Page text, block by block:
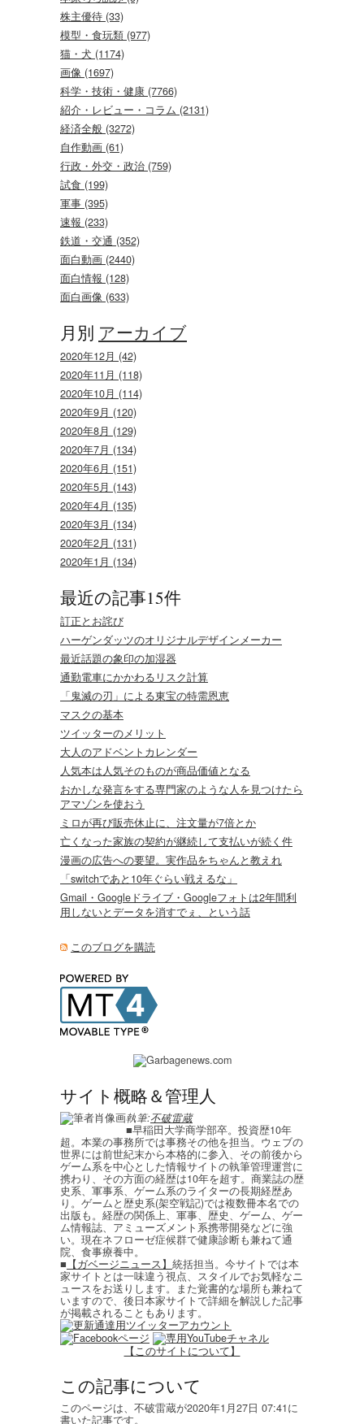
株主優待 (33)
模型・食玩類 (977)
猫・犬 (1174)
画像 (1697)
科学・技術・健康 (7766)
紹介・レビュー・コラム (2131)
経済全般 (3272)
自作動画 (61)
行政・外交・政治 (759)
試食 (199)
軍事 (395)
速報 (233)
鉄道・交通 (352)
面白動画 (2440)
面白情報 (128)
面白画像 (633)
月別 アーカイブ
2020年12月 (42)
2020年11月 (118)
2020年10月 (114)
2020年9月 (120)
2020年8月 (129)
2020年7月 (134)
2020年6月 (151)
2020年5月 (143)
2020年4月 (135)
2020年3月 (134)
2020年2月 (131)
2020年1月 (134)
最近の記事15件
訂正とお詫び
ハーゲンダッツのオリジナルデザインメーカー
最近話題の象印の加湿器
通勤電車にかかわるリスク計算
「鬼滅の刃」による東宝の特需恩恵
マスクの基本
ツイッターのメリット
大人のアドベントカレンダー
人気本は人気そのものが商品価値となる
おかしな発言をする専門家のような人を見つけたら
アマゾンを使おう
ミロが再び販売休止に、注文量が7倍とか
亡くなった家族の契約が継続して支払いが続く件
漫画の広告への要望。実作品をちゃんと教えれ
「switchであと10年ぐらい戦えるな」
Gmail・Googleドライブ・Googleフォトは2年間利
用しないとデータを消すでぇ、という話
このブログを購読
サイト概略＆管理人
執筆:不破雷蔵
■早稲田大学商学部卒。投資歴10年
超。本業の事務所では事務その他を担当。ウェブの
世界には前世紀末から本格的に参入、その前後から
ゲーム系を中心とした情報サイトの執筆管理運営に
携わり、その方面の経歴は10年を超す。商業誌の歴
史系、軍事系、ゲーム系のライターの長期経歴あ
り。ゲームと歴史系(架空戦記)では複数冊本名での
出版も。経歴の関係上、軍事、歴史、ゲーム、ゲー
ム情報誌、アミューズメント系携帯開発などに強
い。現在ネフローゼ症候群で健康診断も兼ねて通
院、食事療養中。
■ 【ガベージニュース】 統括担当。今サイトでは本
家サイトとは一味違う視点、スタイルでお気軽なニ
ュースをお送りします。また覚書的な場所も兼ねて
いますので、後日本家サイトで詳細を解説した記事
が掲載されることもあります。
【このサイトについて】
この記事について
このページは、不破雷蔵が2020年1月27日 07:41に
書いた記事です。